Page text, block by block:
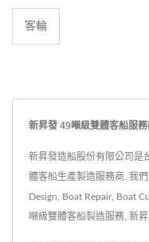
客輪
新昇發 49噸級雙體客船服
新昇發造船股份有限公司是
體客船生產製造服務商. 我
Design, Boat Repair, Boat
噸級雙體客船製造服務, 新